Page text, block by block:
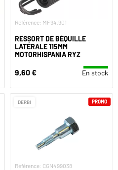
Référence: MF94.901
RESSORT DE BÉQUILLE
LATÉRALE 115MM
MOTORHISPANIA RYZ
9,60 € En stock
DERBI
Référence: CGN499038
PROMO